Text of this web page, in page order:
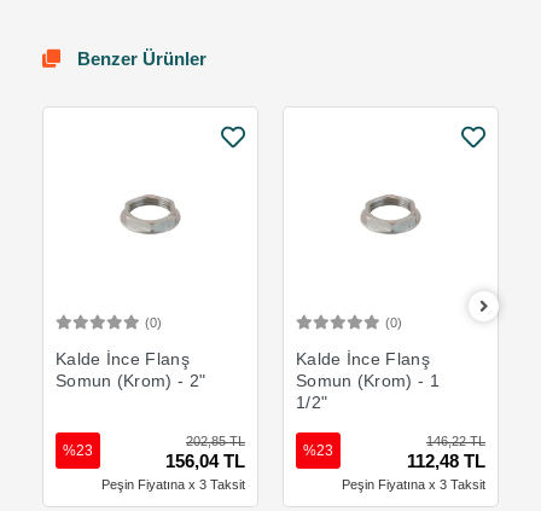
Benzer Ürünler
(0)
Kalde İnce Flanş
Somun (Krom) - 2"
202,85 TL
156,04 TL
%23
Peşin Fiyatına x 3 Taksit
(0)
Kalde İnce Flanş
Somun (Krom) - 1
1/2"
146,22 TL
112,48 TL
%23
Peşin Fiyatına x 3 Taksit